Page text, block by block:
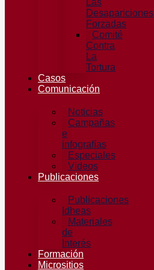
Las
Desapariciones
Forzadas
Comité
Contra
La
Tortura​
Casos
Comunicación
Noticias
Campañas
e
infografías
Especiales
Videos
Publicaciones
Publicaciones
Idheas
Materiales
de
Interés
Formación
Micrositios